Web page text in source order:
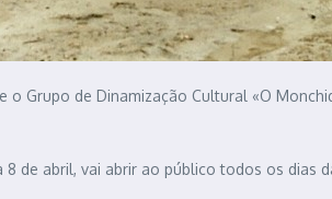
Grupo de Dinamização Cultural «O
abril, vai abrir ao público todos os dias